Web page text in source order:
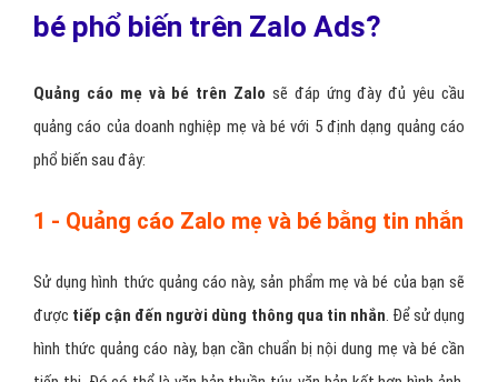
bé phổ biến trên Zalo Ads?
Quảng cáo mẹ và bé trên Zalo sẽ đáp ứng đày đủ yêu cầu
quảng cáo của doanh nghiệp mẹ và bé với 5 định dạng quảng cáo
phổ biến sau đây:
1 - Quảng cáo Zalo mẹ và bé bằng tin nhắn
Sử dụng hình thức quảng cáo này, sản phẩm mẹ và bé của bạn sẽ
được tiếp cận đến người dùng thông qua tin nhắn. Để sử dụng
hình thức quảng cáo này, bạn cần chuẩn bị nội dung mẹ và bé cần